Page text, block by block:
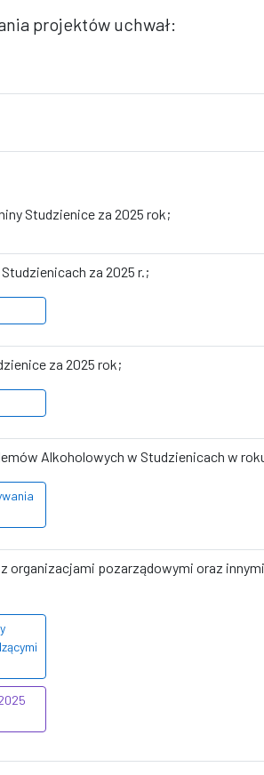
projektów uchwał:
Studzienice za 2025 rok;
za 2025 r.;
za 2025 rok;
Alkoholowych w Studzienicach w
organizacjami pozarządowymi oraz